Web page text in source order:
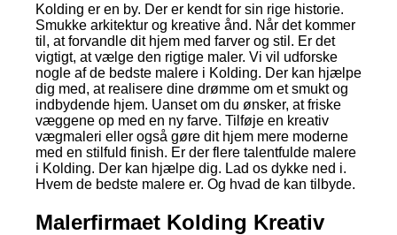
Kolding er en by. Der er kendt for sin rige historie.
Smukke arkitektur og kreative ånd. Når det kommer
til, at forvandle dit hjem med farver og stil. Er det
vigtigt, at vælge den rigtige maler. Vi vil udforske
nogle af de bedste malere i Kolding. Der kan hjælpe
dig med, at realisere dine drømme om et smukt og
indbydende hjem. Uanset om du ønsker, at friske
væggene op med en ny farve. Tilføje en kreativ
vægmaleri eller også gøre dit hjem mere moderne
med en stilfuld finish. Er der flere talentfulde malere
i Kolding. Der kan hjælpe dig. Lad os dykke ned i.
Hvem de bedste malere er. Og hvad de kan tilbyde.
Malerfirmaet Kolding Kreativ